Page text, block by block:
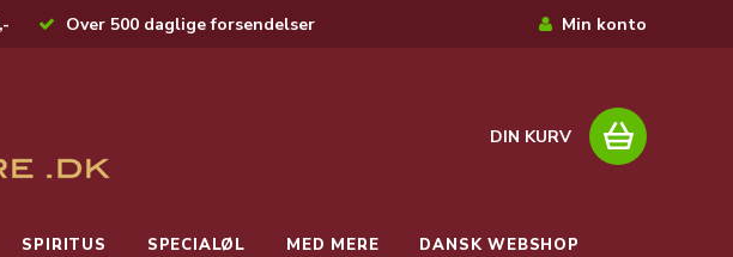
Over 500 daglige forsendelser Min konto
DIN KURV
SPIRITUS SPECIALØL MED MERE DANSK WEBSHOP